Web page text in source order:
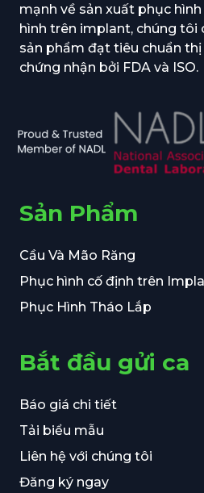
mạnh về sản xuất phục
hình trên implant, chúng tôi
sản phẩm đạt tiêu chuẩn
chứng nhận bởi FDA và ISO.
Sản Phẩm
Cầu Và Mão Răng
Phục hình cố định trên
Phục Hình Tháo Lắp
Bắt đầu gửi ca
Báo giá chi tiết
Tải biểu mẫu
Liên hệ với chúng tôi
Đăng ký ngay